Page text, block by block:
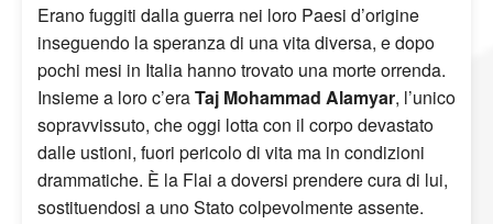
Erano fuggiti dalla guerra nei loro Paesi d’origine
inseguendo la speranza di una vita diversa, e dopo
pochi mesi in Italia hanno trovato una morte orrenda.
Insieme a loro c’eraTaj Mohammad Alamyar, l’unico
sopravvissuto, che oggi lotta con il corpo devastato
dalle ustioni, fuori pericolo di vita ma in condizioni
drammatiche. È la Flai a doversi prendere cura di lui,
sostituendosi a uno Stato colpevolmente assente.